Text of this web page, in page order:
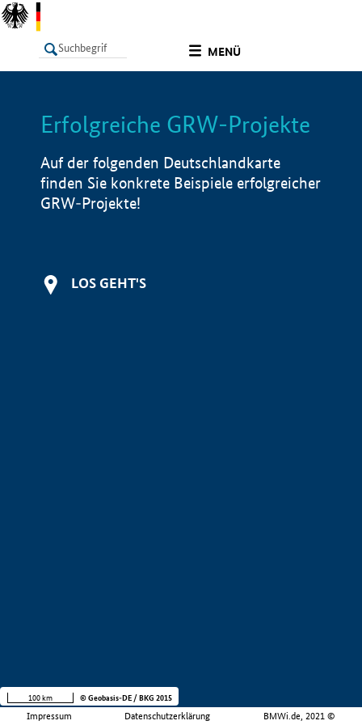
MENÜ
LISTE Info
Erfolgreiche GRW-Projekte
Auf der folgenden Deutschlandkarte
finden Sie konkrete Beispiele erfolgreicher
GRW-Projekte!
LOS GEHT'S
Impressum Datenschutzerklärung BMWi.de, 2021 ©
100 km © Geobasis-DE / BKG 2015